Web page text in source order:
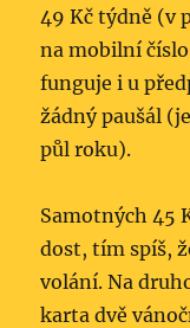
49 Kč týdně (v
na mobilní
funguje i u
žádný paušál
půl roku).
Samotných 45
dost, tím spíš,
volání. Na
karta dvě